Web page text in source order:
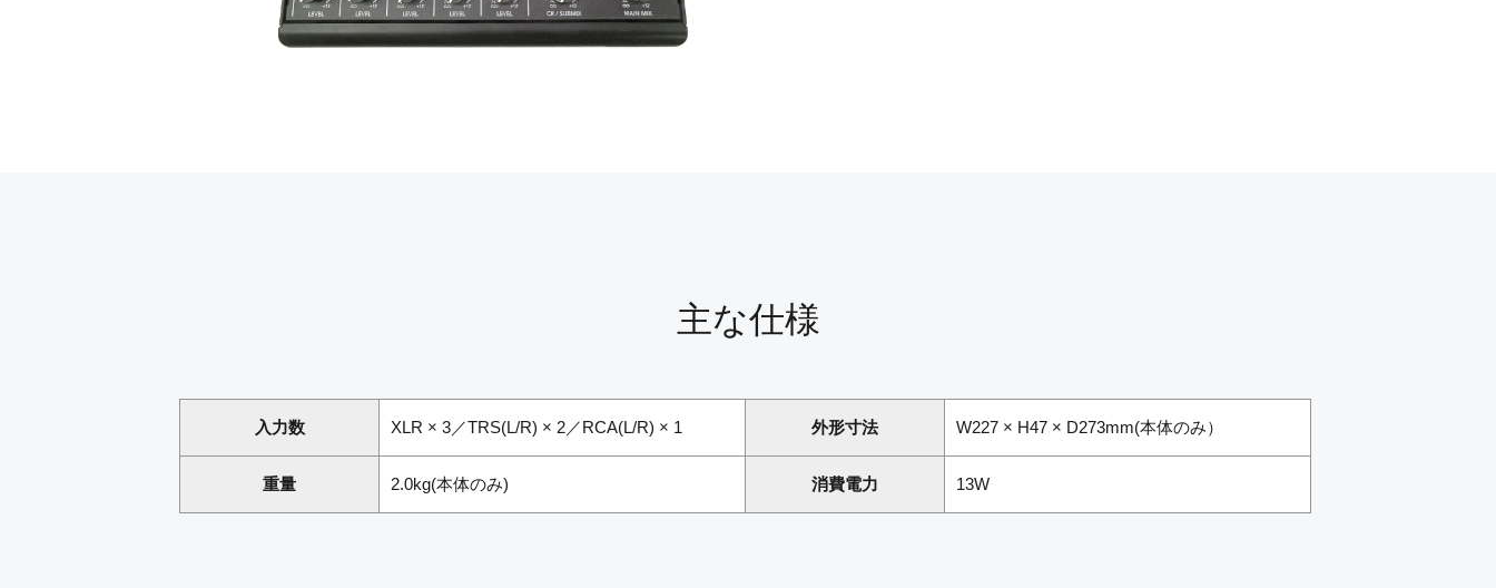
主な仕様
入力数 XLR × 3／TRS(L/R) × 2／RCA(L/R) × 1 外形寸法 W227 × H47 × D273mm(本体のみ）
重量 2.0kg(本体のみ) 消費電力 13W